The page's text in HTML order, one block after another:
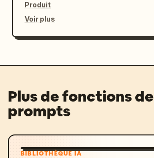
Produit
Voir plus
Plus de fonctions de
prompts
BIBLIOTHÈQUE IA